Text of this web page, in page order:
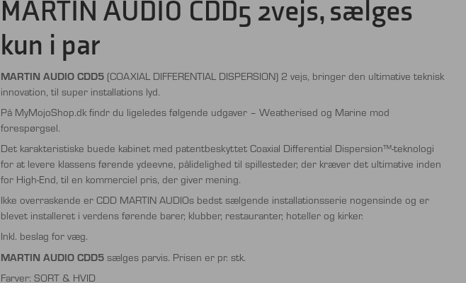
MARTIN AUDIO CDD5 2vejs, sælges
kun i par
MARTIN AUDIO CDD5 (COAXIAL DIFFERENTIAL DISPERSION) 2 vejs, bringer den ultimative teknisk
innovation, til super installations lyd.
På MyMojoShop.dk findr du ligeledes følgende udgaver – Weatherised og Marine mod
forespørgsel.
Det karakteristiske buede kabinet med patentbeskyttet Coaxial Differential Dispersion™-teknologi
for at levere klassens førende ydeevne, pålidelighed til spillesteder, der kræver det ultimative inden
for High-End, til en kommerciel pris, der giver mening.
Ikke overraskende er CDD MARTIN AUDIOs bedst sælgende installationsserie nogensinde og er
blevet installeret i verdens førende barer, klubber, restauranter, hoteller og kirker.
Inkl. beslag for væg.
MARTIN AUDIO CDD5 sælges parvis. Prisen er pr. stk.
Farver: SORT & HVID